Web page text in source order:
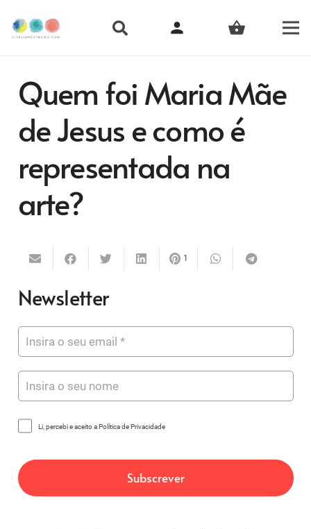
person shopping_basket
Quem foi Maria Mãe
de Jesus e como é
representada na
arte?
1
Newsletter
Li, percebi e aceito a Política de Privacidade